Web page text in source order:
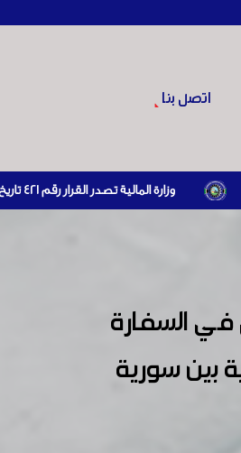
اتصل بنا
وزارة المالية تصدر القرار رقم 421 تاريخ 24/3/2026 المتضمن الزام المستوردين بإبراز براءة ذمة مالية سارية صادرة عن الهيئة العامة للضرائب والرسوم أو مديرياتها عند القيام بعمليات الاستيراد
السفارة
بين سورية